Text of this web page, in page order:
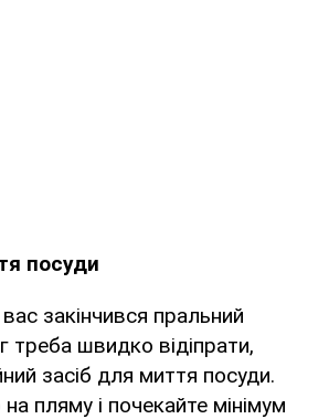
посуди
закінчився пральний
треба швидко відіпрати,
засіб для миття посуди.
пляму і почекайте мінімум